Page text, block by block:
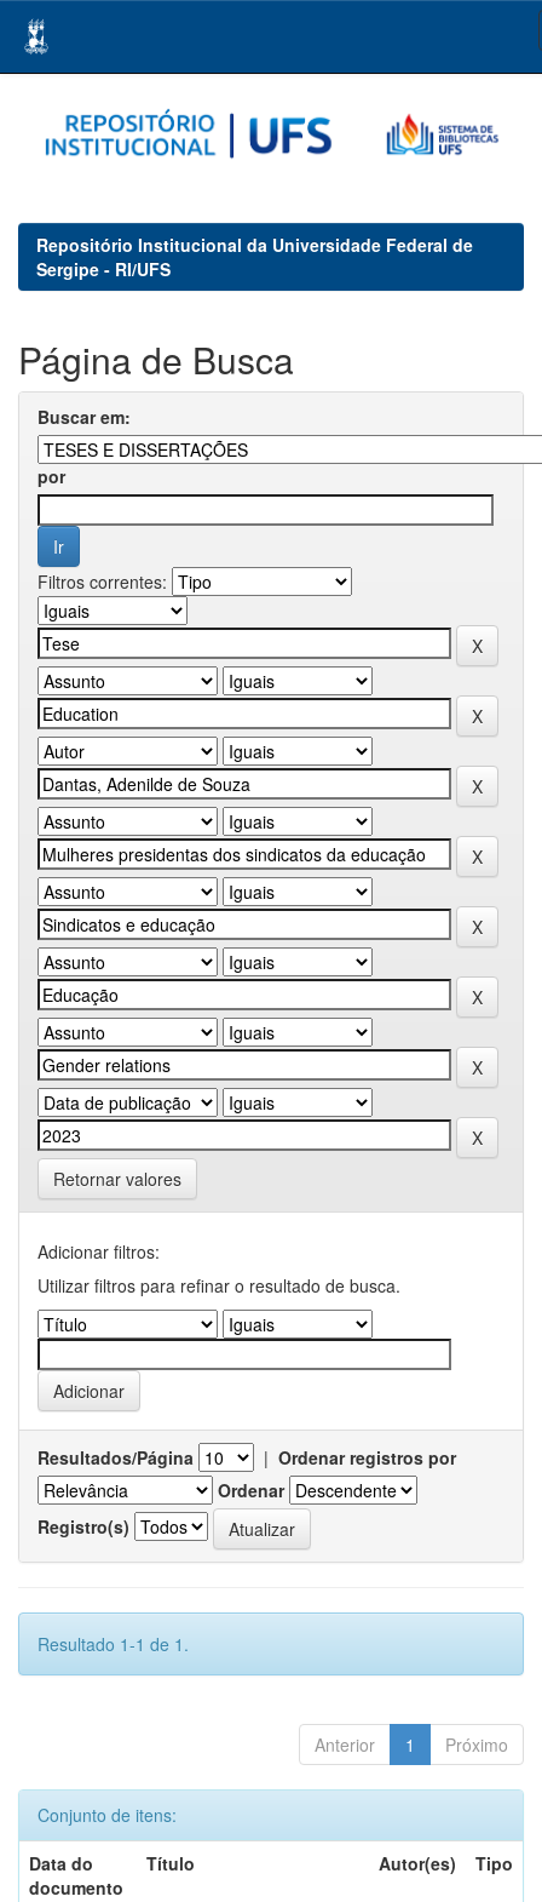
navigation
Repositório Institucional da Universidade Federal de
Sergipe - RI/UFS
Página de Busca
Buscar em:
por
Filtros correntes:
Retornar valores
Adicionar filtros:
Utilizar filtros para refinar o resultado de busca.
Resultados/Página | Ordenar registros por
Ordenar
Registro(s)
Resultado 1-1 de 1.
Anterior 1 Próximo
Conjunto de itens:
Data do
documento
Título Autor(es) Tipo